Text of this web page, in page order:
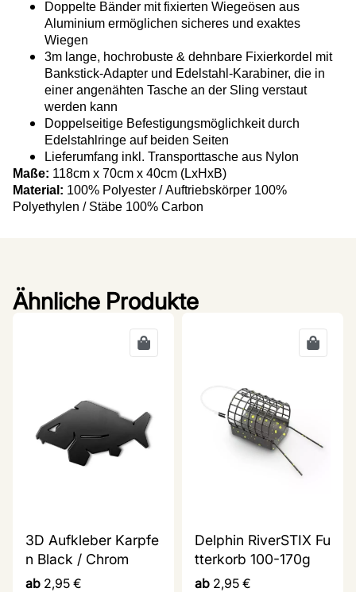
Doppelte Bänder mit fixierten Wiegeösen aus
Aluminium ermöglichen sicheres und exaktes
Wiegen
3m lange, hochrobuste & dehnbare Fixierkordel mit
Bankstick-Adapter und Edelstahl-Karabiner, die in
einer angenähten Tasche an der Sling verstaut
werden kann
Doppelseitige Befestigungsmöglichkeit durch
Edelstahlringe auf beiden Seiten
Lieferumfang inkl. Transporttasche aus Nylon
Maße: 118cm x 70cm x 40cm (LxHxB)
Material: 100% Polyester / Auftriebskörper 100%
Polyethylen / Stäbe 100% Carbon
Ähnliche Produkte
3D Aufkleber Karpfe
n Black / Chrom
ab 2,95 €
Delphin RiverSTIX Fu
tterkorb 100-170g
ab 2,95 €